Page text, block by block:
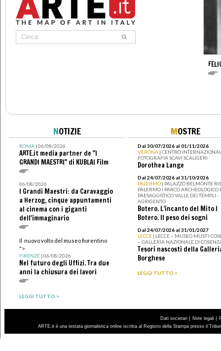
NOTIZIE
ROMA| 06/08/2026
ARTE.it media partner de "I
GRANDI MAESTRI" di KUBLAI Film
06/08/2026
I Grandi Maestri: da Caravaggio
a Herzog, cinque appuntamenti
al cinema con i giganti
dell'immaginario
Il nuovo volto del museo fiorentino
">
FIRENZE| 06/08/2026
Nel futuro degli Uffizi. Tra due
anni la chiusura dei lavori
LEGGI TUTTO >
MOSTRE
Dal 30/07/2026 al 01/11/2026
VERONA | CENTRO
FOTOGRAFIA SCAVI SCALIGERI
Dorothea Lange
Dal 24/07/2026 al 31/10/2026
PALERMO | PALAZZO BELMONTE
PALERMO I PARCO ARCHEOLOGICO
PAESAGGISTICO VALLE DEI TEMPLI -
AGRIGENTO
Botero. L’incanto del Mito I
Botero. Il peso dei sogni
Dal 24/07/2026 al 31/01/2027
LECCE | LECCE – MUSEO MUST I
– GALLERIA NAZIONALE DI
Tesori nascosti della
Borghese
LEGGI TUTTO >
Dati societari | Note legali |
ARTE.it è una testata giornalistica online iscritta al Registro della Stampa presso il